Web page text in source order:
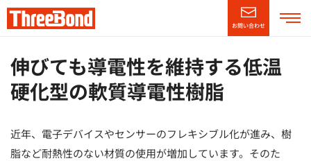
お問い合わせ
企業情報
製品情報
技術・サポート情報
伸びても導電性を維持する低温
硬化型の軟質導電性樹脂
近年、電子デバイスやセンサーのフレキシブル化が進み、樹
脂など耐熱性のない材質の使用が増加しています。そのた